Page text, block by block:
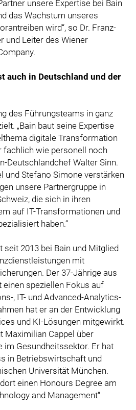
unsere Expertise bei Bain
das Wachstum unseres
wird“, so Dr. Franz-
und Leiter des Wiener
auch in Deutschland und der
des Führungsteams in ganz
„Bain baut seine Expertise
digitale Transformation
fachlich wie personell noch
Deutschlandchef Walter Sinn.
und Stefano Simone verstärken
unsere Partnergruppe in
die sich in ihren
auf IT-Transformationen und
haben.“
seit 2013 bei Bain und Mitglied
mit
Der 37-Jährige aus
einen speziellen Fokus auf
, IT- und Advanced-Analytics-
hat er an der Entwicklung
und KI-Lösungen mitgewirkt.
Maximilian Cappel über
im Gesundheitssektor. Er hat
in Betriebswirtschaft und
Universität München.
einen Honours Degree am
and Management“